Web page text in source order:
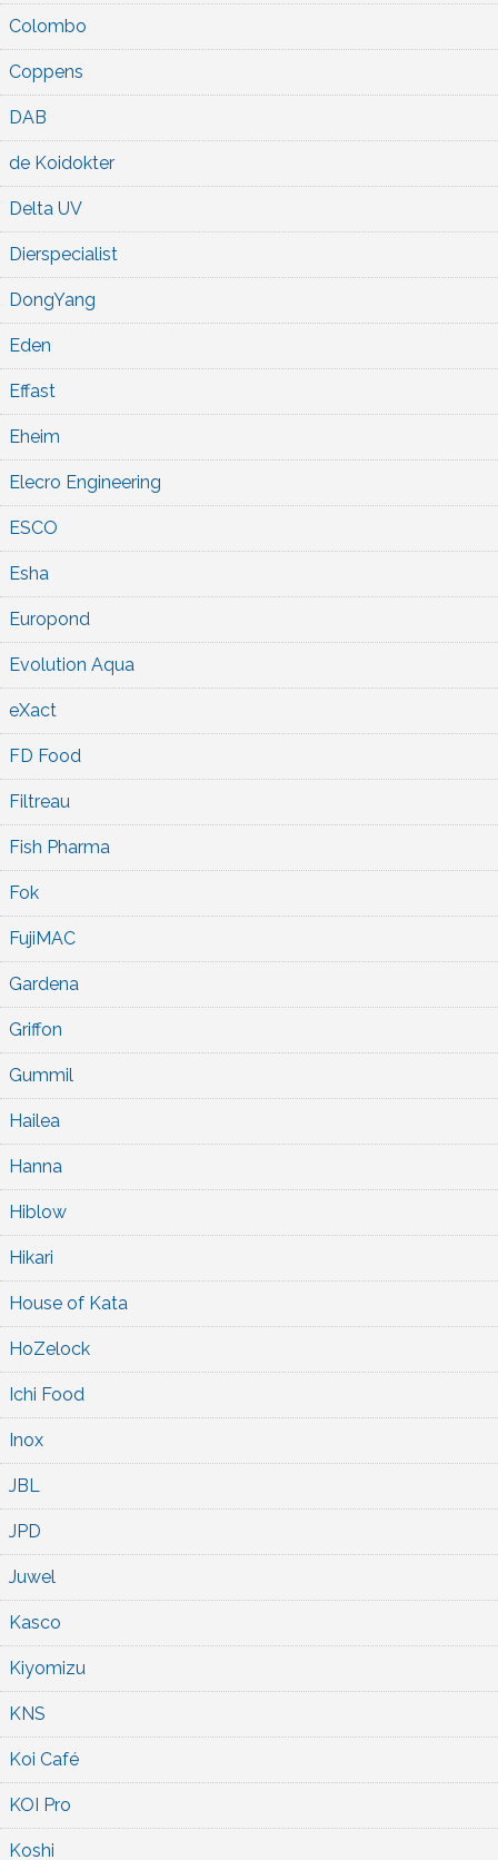
Colombo
Coppens
DAB
de Koidokter
Delta UV
Dierspecialist
DongYang
Eden
Effast
Eheim
Elecro Engineering
ESCO
Esha
Europond
Evolution Aqua
eXact
FD Food
Filtreau
Fish Pharma
Fok
FujiMAC
Gardena
Griffon
Gummil
Hailea
Hanna
Hiblow
Hikari
House of Kata
HoZelock
Ichi Food
Inox
JBL
JPD
Juwel
Kasco
Kiyomizu
KNS
Koi Café
KOI Pro
Koshi